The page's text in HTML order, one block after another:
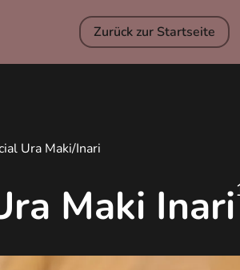
Zurück zur Startseite
Ura Maki/Inari
Maki Inari